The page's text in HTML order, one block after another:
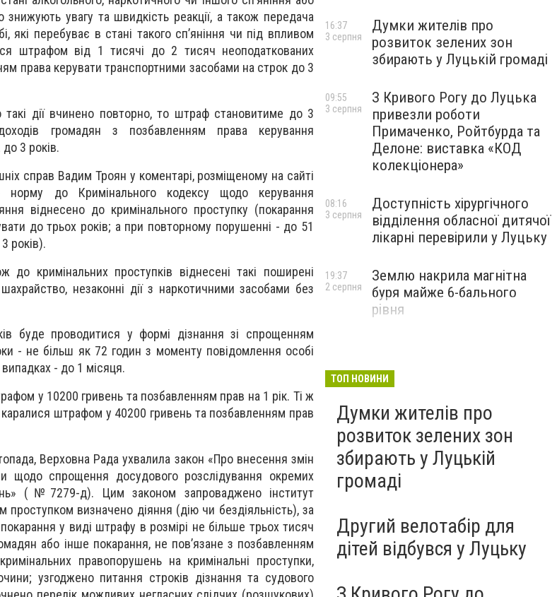
знижують увагу та швидкість реакції, а також передача
які перебуває в стані такого сп’яніння чи під впливом
штрафом від 1 тисячі до 2 тисяч неоподаткованих
права керувати транспортними засобами на строк до 3
дії вчинено повторно, то штраф становитиме до 3
громадян з позбавленням права керування
3 років.
справ Вадим Троян у коментарі, розміщеному на сайті
норму до Кримінального кодексу щодо керування
віднесено до кримінального проступку (покарання
до трьох років; а при повторному порушенні - до 51
років).
кримінальних проступків віднесені такі поширені
незаконні дії з наркотичними засобами без
буде проводитися у формі дізнання зі спрощенням
- не більш як 72 годин з моменту повідомлення особі
- до 1 місяця.
у 10200 гривень та позбавленням прав на 1 рік. Ті ж
каралися штрафом у 40200 гривень та позбавленням прав
Верховна Рада ухвалила закон «Про внесення змін
щодо спрощення досудового розслідування окремих
(№7279-д). Цим законом запроваджено інститут
проступком визначено діяння (дію чи бездіяльність), за
у виді штрафу в розмірі не більше трьох тисяч
або інше покарання, не пов’язане з позбавленням
правопорушень на кримінальні проступки,
узгоджено питання строків дізнання та судового
Думки жителів про
розвиток зелених зон
збирають у Луцькій громаді
16:37
3 серпня
З Кривого Рогу до Луцька
привезли роботи
Примаченко, Ройтбурда та
Делоне: виставка «КОД
колекціонера»
09:55
3 серпня
Доступність хірургічного
відділення обласної дитячої
лікарні перевірили у Луцьку
08:16
3 серпня
Землю накрила магнітна
буря майже 6-бального
рівня
19:37
2 серпня
ТОП НОВИНИ
Думки жителів про
розвиток зелених зон
збирають у Луцькій
громаді
Другий велотабір для
дітей відбувся у Луцьку